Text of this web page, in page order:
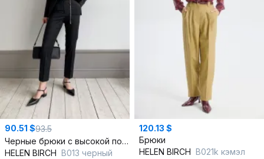
90.51 $93.5
Черные брюки с высокой посадкой из костюмной ткани
HELEN BIRCH В013 черный
120.13 $
Брюки
HELEN BIRCH В021k кэмэл